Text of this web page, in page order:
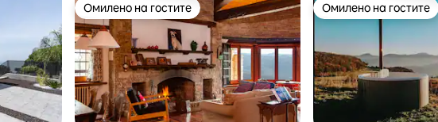
гостите“ Омилено на гостите
Омилено на гостите Омилено на гостите
Омилено на гостите